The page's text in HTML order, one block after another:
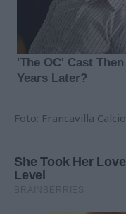
Foto: Francavilla Calcio